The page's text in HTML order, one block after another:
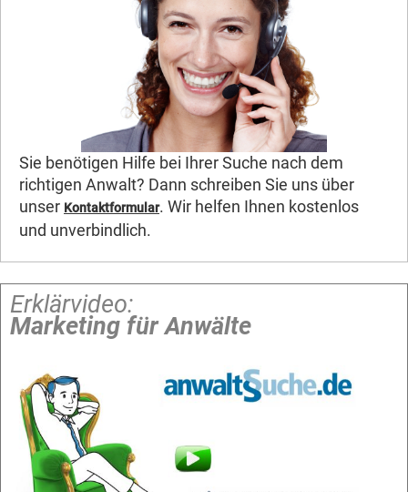
Sie benötigen Hilfe bei Ihrer Suche nach dem
richtigen Anwalt? Dann schreiben Sie uns über
unser Kontaktformular. Wir helfen Ihnen kostenlos
und unverbindlich.
Erklärvideo:
Marketing für Anwälte